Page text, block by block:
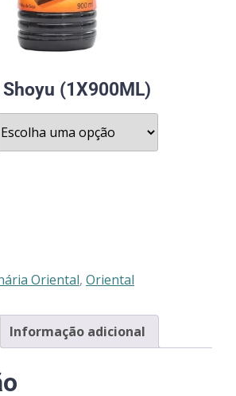
(1X900ML)
Oriental, Oriental
Informação adicional